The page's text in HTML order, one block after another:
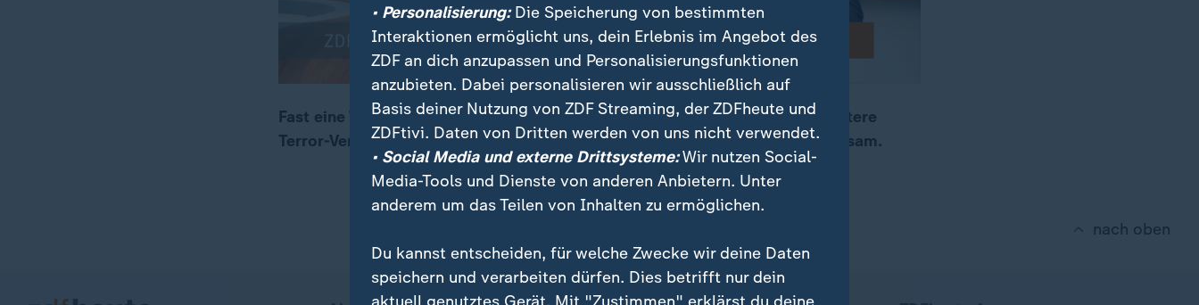
00:04 00:20
Fast eine Woche nach dem Anschlag von Manchester hat die Polizei drei weitere
Terror-Verdächtige festgenommen. Damit sind derzeit 14 Männer in Gewahrsam.
nach oben
• Personalisierung:Die Speicherung von bestimmten
Interaktionen ermöglicht uns, dein Erlebnis im Angebot des
ZDF an dich anzupassen und Personalisierungsfunktionen
anzubieten. Dabei personalisieren wir ausschließlich auf
Basis deiner Nutzung von ZDF Streaming, der ZDFheute und
ZDFtivi. Daten von Dritten werden von uns nicht verwendet.
• Social Media und externe Drittsysteme:Wir nutzen Social-
Media-Tools und Dienste von anderen Anbietern. Unter
anderem um das Teilen von Inhalten zu ermöglichen.
Du kannst entscheiden, für welche Zwecke wir deine Daten
speichern und verarbeiten dürfen. Dies betrifft nur dein